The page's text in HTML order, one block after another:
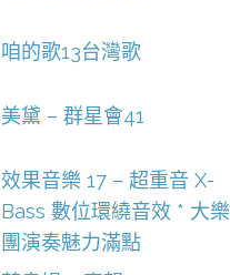
咱的歌13台灣歌
美黛 – 群星會41
效果音樂 17 – 超重音 X-
Bass 數位環繞音效 * 大樂
團演奏魅力滿點